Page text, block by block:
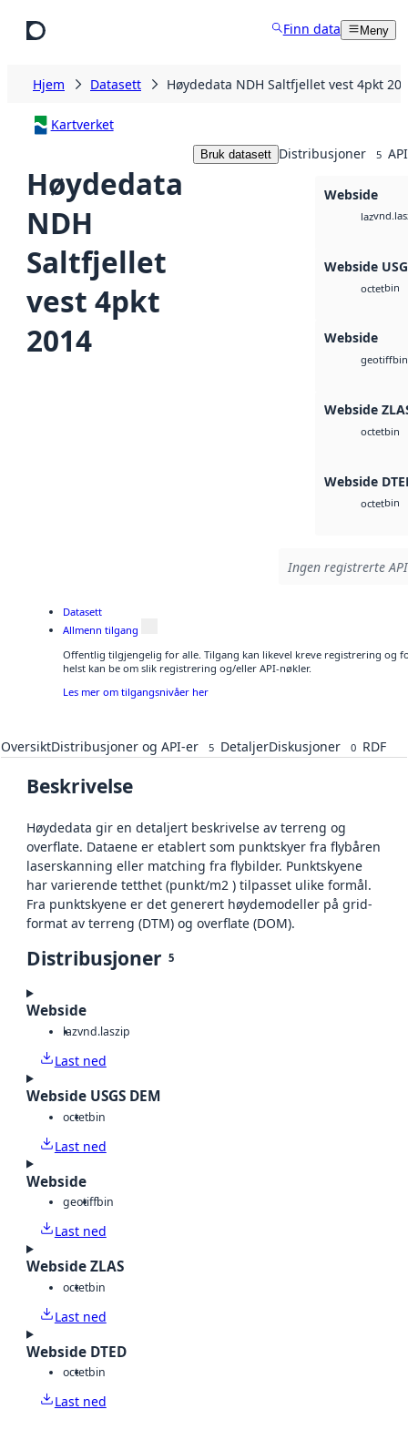
Finn data Meny
Hjem Datasett Høydedata NDH Saltfjellet vest 4pkt
Kartverket
Høydedata
NDH
Saltfjellet
vest 4pkt
2014
Bruk datasett Distribusjoner 5
Webside
laz
Webside
octetbin
Webside
geotiffbin
Webside
octetbin
Webside
octetbin
Ingen registrerte
Datasett
Allmenn tilgang
Offentlig tilgjengelig for alle. Tilgang kan likevel kreve registrering og
helst kan be om slik registrering og/eller API-nøkler.
Les mer om tilgangsnivåer her
OversiktDistribusjoner og API-er 5 DetaljerDiskusjoner 0 RDF
Beskrivelse
Høydedata gir en detaljert beskrivelse av terreng og
overflate. Dataene er etablert som punktskyer fra flybåren
laserskanning eller matching fra flybilder. Punktskyene
har varierende tetthet (punkt/m2 ) tilpasset ulike formål.
Fra punktskyene er det generert høydemodeller på grid-
format av terreng (DTM) og overflate (DOM).
Distribusjoner 5
Webside
lazvnd.laszip
Last ned
Webside USGS DEM
octetbin
Last ned
Webside
geotiffbin
Last ned
Webside ZLAS
octetbin
Last ned
Webside DTED
octetbin
Last ned